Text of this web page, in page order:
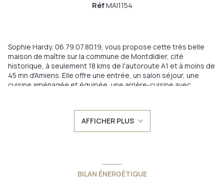
RéfMAI1154
Sophie Hardy, 06.79.07.80.19, vous propose cette très belle
maison de maître sur la commune de Montdidier, cité
historique, à seulement 18 kms de l'autoroute A1 et à moins de
45 mn d'Amiens. Elle offre une entrée, un salon séjour, une
cuisine aménagée et équipée, une arrière-cuisine avec
baignoire et cabine de douche, un espace dressing et des wc
séparés. Au second étage une nouvelle chambre et un grenier
attenant entièrement aménageable de plus de 35 m2 (Loi
bucolique, vous serez séduits également par sa terrasse qui
AFFICHER PLUS
BILAN ÉNERGÉTIQUE